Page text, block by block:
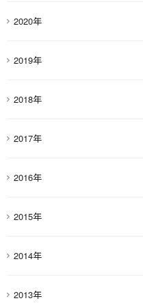
2020年
2019年
2018年
2017年
2016年
2015年
2014年
2013年